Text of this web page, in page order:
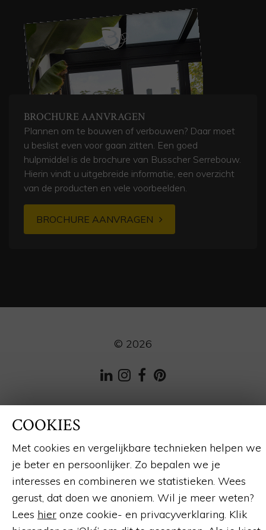
BROCHURE AANVRAGEN
Plannen om te bouwen of verbouwen? Daar moet
u beslist even voor gaan zitten. Een goed
hulpmiddel is de brochure van Busscher Serrebouw.
Hierin vindt u uitgebreide informatie, een overzicht
van de producten en vele voorbeelden.
BROCHURE AANVRAGEN
© 2026
LinkedIn
Instagram
Facebook
Pinterest
Webdesign en ontwikkelingdoor:Forresult
COOKIES
Met cookies en vergelijkbare technieken helpen we
je beter en persoonlijker. Zo bepalen we je
interesses en combineren we statistieken. Wees
gerust, dat doen we anoniem. Wil je meer weten?
Lees hier onze cookie- en privacyverklaring. Klik